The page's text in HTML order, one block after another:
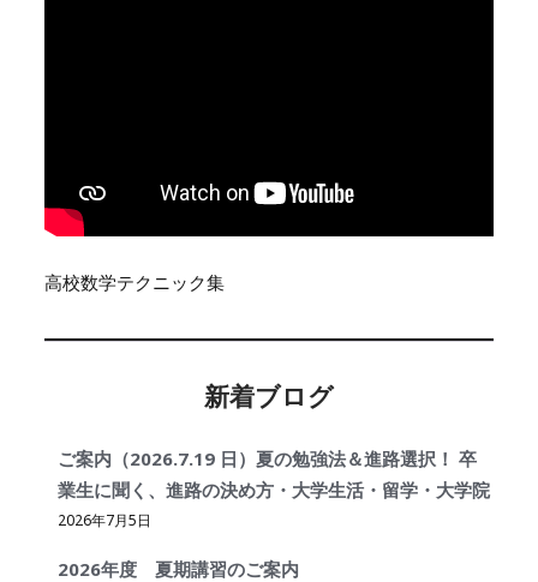
高校数学テクニック集
新着ブログ
ご案内（2026.7.19 日）夏の勉強法＆進路選択！ 卒
業生に聞く、進路の決め方・大学生活・留学・大学院
2026年7月5日
2026年度 夏期講習のご案内